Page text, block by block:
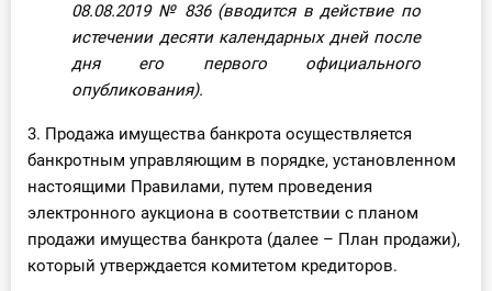
08.08.2019 № 836(вводится в действие по
истечении десяти календарных дней после
дня его первого официального
опубликования).
3. Продажа имущества банкрота осуществляется
банкротным управляющим в порядке, установленном
настоящими Правилами, путем проведения
электронного аукциона в соответствии с планом
продажи имущества банкрота (далее – План продажи),
который утверждается комитетом кредиторов.